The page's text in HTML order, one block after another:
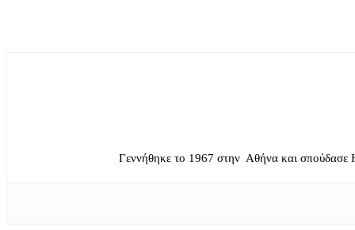
Γεννήθηκε το 1967 στην Αθήνα και σπούδασε